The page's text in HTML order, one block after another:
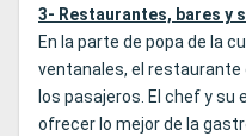
3- Restaurantes, bares y
En la parte de popa de la
ventanales, el restaurante
los pasajeros. El chef y su
ofrecer lo mejor de la